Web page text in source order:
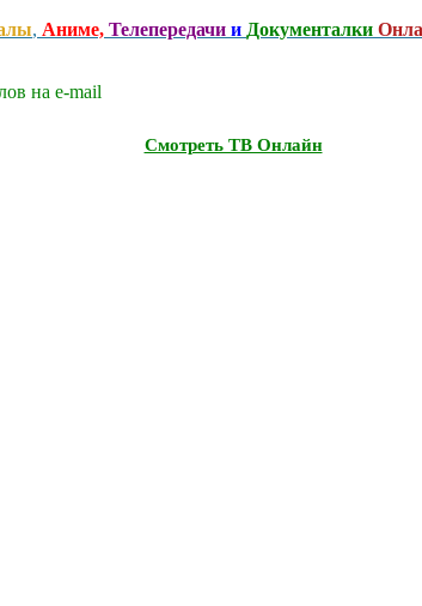
, Аниме, Телепередачи и Документалки
на e-mаil
Смотреть ТВ Онлайн